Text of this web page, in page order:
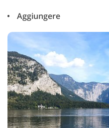
Aggiungere